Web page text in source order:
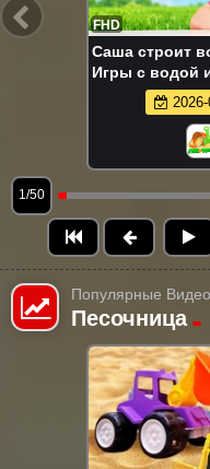
FHD
Саша строит
Игры с водой
1/50
Популярные
Песочница